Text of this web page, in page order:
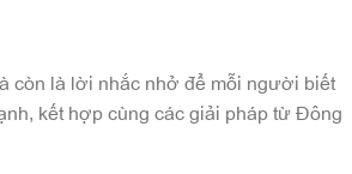
còn là lời nhắc nhở để mỗi người biết
kết hợp cùng các giải pháp từ Đông